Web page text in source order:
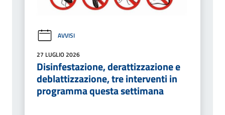
AVVISI
27 LUGLIO 2026
Disinfestazione, derattizzazione e
deblattizzazione, tre interventi in
programma questa settimana